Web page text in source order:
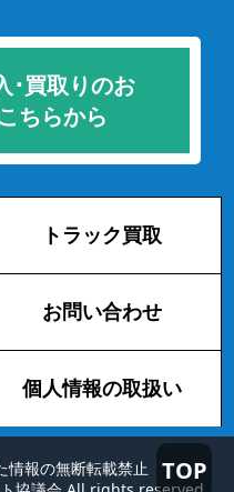
TOP
･買取りのお
ちらから
トラック買取
お問い合わせ
個人情報の取扱い
情報の無断転載禁止